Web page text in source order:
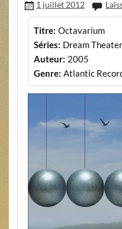
1 juillet 2012
Titre: Octavarium
Séries: Dream Theater
Auteur: 2005
Genre: Atlantic